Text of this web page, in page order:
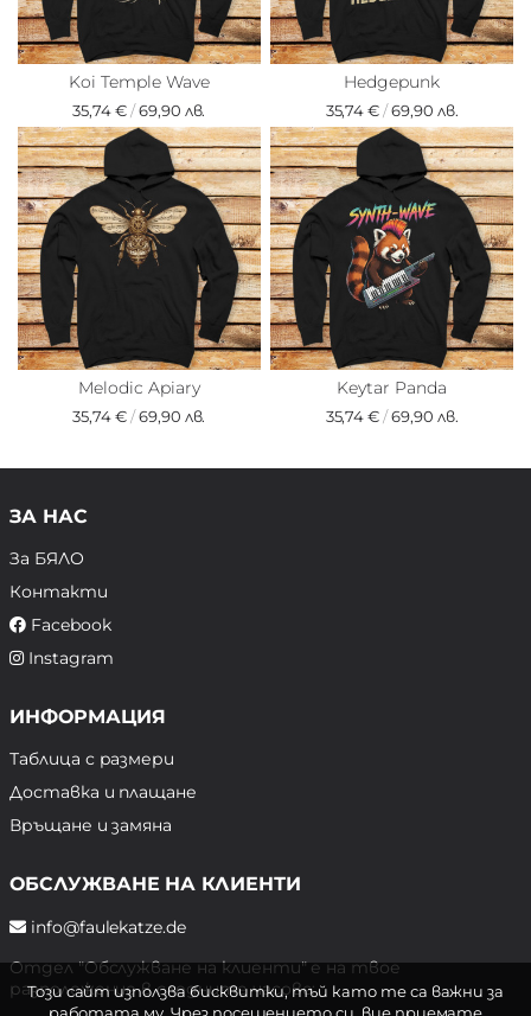
Koi Temple Wave
35,74 €/69,90 лв.
Hedgepunk
35,74 €/69,90 лв.
Melodic Apiary
35,74 €/69,90 лв.
Keytar Panda
35,74 €/69,90 лв.
ЗА НАС
За БЯЛО
Контакти
Facebook
Instagram
ИНФОРМАЦИЯ
Таблица с размери
Доставка и плащане
Връщане и замяна
ОБСЛУЖВАНЕ НА КЛИЕНТИ
info@faulekatze.de
Отдел "Обслужване на клиенти" е на твое
разположение в следните часове:
Този сайт използва бисквитки, тъй като те са важни за